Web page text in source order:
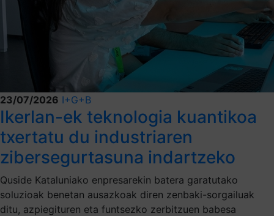
23/07/2026 I+G+B
Ikerlan-ek teknologia kuantikoa
txertatu du industriaren
zibersegurtasuna indartzeko
Quside Kataluniako enpresarekin batera garatutako
soluzioak benetan ausazkoak diren zenbaki-sorgailuak
ditu, azpiegituren eta funtsezko zerbitzuen babesa